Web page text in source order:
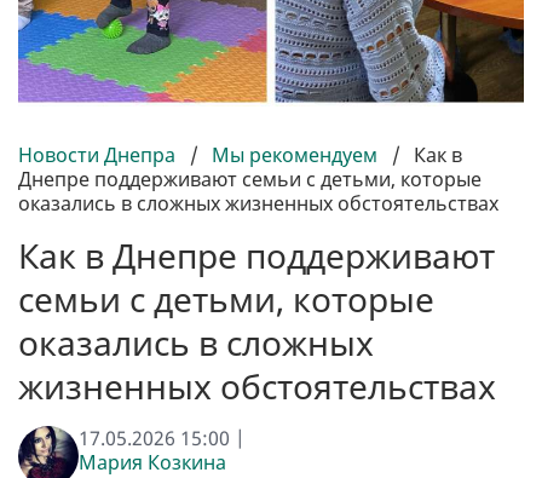
Новости Днепра / Мы рекомендуем / Как в
Днепре поддерживают семьи с детьми, которые
оказались в сложных жизненных обстоятельствах
Как в Днепре поддерживают
семьи с детьми, которые
оказались в сложных
жизненных обстоятельствах
17.05.2026 15:00 |
Мария Козкина